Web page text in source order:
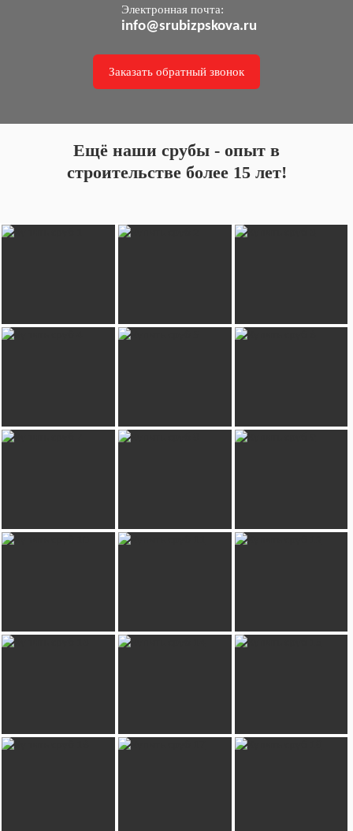
Электронная почта:
info@srubizpskova.ru
Заказать обратный звонок
Ещё наши срубы - опыт в
строительстве более 15 лет!